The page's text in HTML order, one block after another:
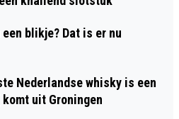
blikje? Dat is er nu
Nederlandse whisky is een
uit Groningen